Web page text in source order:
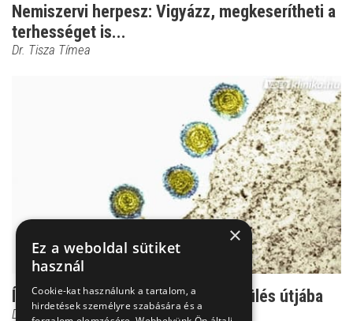
Nemiszervi herpesz: Vigyázz, megkeserítheti a
terhességet is...
Dr. Tisza Tímea
Így áll a herpesz a természetes szülés útjába
Dr. Novák Zoltán
×
Ez a weboldal sütiket
használ
Cookie-kat használunk a tartalom, a
hirdetések személyre szabására és a